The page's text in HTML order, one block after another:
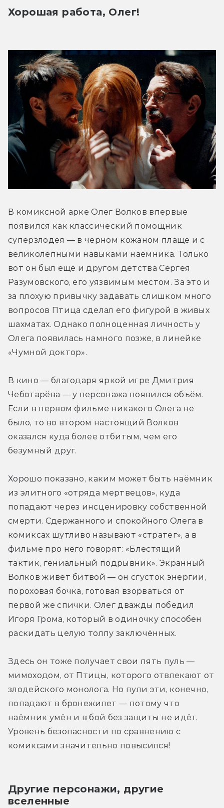
Хорошая работа, Олег!
В комиксной арке Олег Волков впервые
появился как классический помощник
суперзлодея — в чёрном кожаном плаще и с
великолепными навыками наёмника. Только
вот он был ещё и другом детства Сергея
Разумовского, его уязвимым местом. За это и
за плохую привычку задавать слишком много
вопросов Птица сделал его фигурой в живых
шахматах. Однако полноценная личность у
Олега появилась намного позже, в линейке
«Чумной доктор».
В кино — благодаря яркой игре Дмитрия
Чеботарёва — у персонажа появился объём.
Если в первом фильме никакого Олега не
было, то во втором настоящий Волков
оказался куда более отбитым, чем его
безумный друг.
Хорошо показано, каким может быть наёмник
из элитного «отряда мертвецов», куда
попадают через инсценировку собственной
смерти. Сдержанного и спокойного Олега в
комиксах шутливо называют «стратег», а в
фильме про него говорят: «Блестящий
тактик, гениальный подрывник». Экранный
Волков живёт битвой — он сгусток энергии,
пороховая бочка, готовая взорваться от
первой же спички. Олег дважды победил
Игоря Грома, который в одиночку способен
раскидать целую толпу заключённых.
Здесь он тоже получает свои пять пуль —
мимоходом, от Птицы, которого отвлекают от
злодейского монолога. Но пули эти, конечно,
попадают в бронежилет — потому что
наёмник умён и в бой без защиты не идёт.
Уровень безопасности по сравнению с
комиксами значительно повысился!
Другие персонажи, другие
вселенные